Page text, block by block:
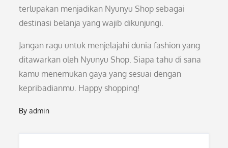
terlupakan menjadikan Nyunyu Shop sebagai
destinasi belanja yang wajib dikunjungi.
Jangan ragu untuk menjelajahi dunia fashion yang
ditawarkan oleh Nyunyu Shop. Siapa tahu di sana
kamu menemukan gaya yang sesuai dengan
kepribadianmu. Happy shopping!
Byadmin